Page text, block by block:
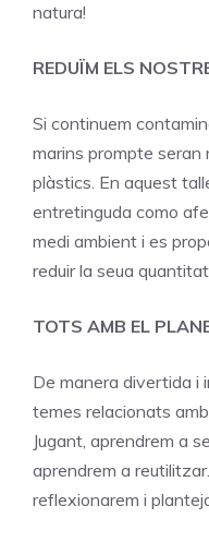
natura!
REDUÏM ELS
Si continuem
marins prompte seran
plàstics. En aquest
entretinguda como
medi ambient i es
reduir la seua
TOTS AMB EL
De manera divertida
temes relacionats
Jugant, aprendrem a
aprendrem a
reflexionarem i